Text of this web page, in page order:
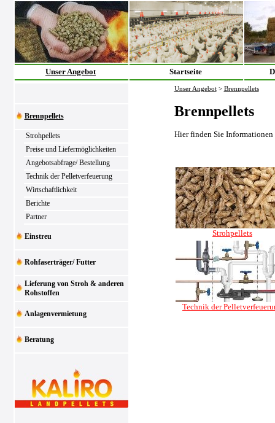
Unser Angebot Startseite
Brennpellets
Strohpellets
Preise und Liefermöglichkeiten
Angebotsabfrage/ Bestellung
Technik der Pelletverfeuerung
Wirtschaftlichkeit
Berichte
Partner
Einstreu
Rohfaserträger/ Futter
Lieferung von Stroh & anderen
Rohstoffen
Anlagenvermietung
Beratung
Unser Angebot > Brennpellets
Brennpellets
Hier finden Sie Informationen
Strohpellets
Technik der